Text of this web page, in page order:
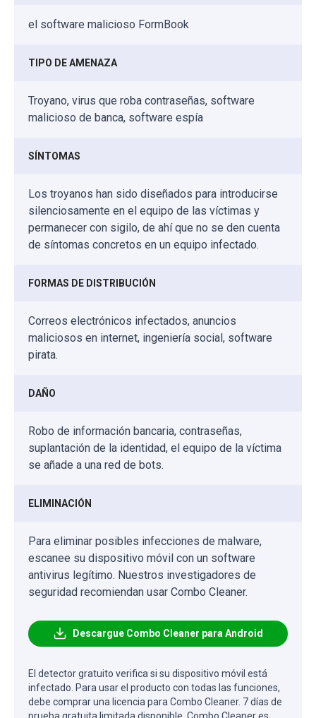
el software malicioso FormBook
TIPO DE AMENAZA
Troyano, virus que roba contraseñas, software
malicioso de banca, software espía
SÍNTOMAS
Los troyanos han sido diseñados para introducirse
silenciosamente en el equipo de las víctimas y
permanecer con sigilo, de ahí que no se den cuenta
de síntomas concretos en un equipo infectado.
FORMAS DE DISTRIBUCIÓN
Correos electrónicos infectados, anuncios
maliciosos en internet, ingeniería social, software
pirata.
DAÑO
Robo de información bancaria, contraseñas,
suplantación de la identidad, el equipo de la víctima
se añade a una red de bots.
ELIMINACIÓN
Para eliminar posibles infecciones de malware,
escanee su dispositivo móvil con un software
antivirus legítimo. Nuestros investigadores de
seguridad recomiendan usar Combo Cleaner.
Descargue Combo Cleaner para Android
El detector gratuito verifica si su dispositivo móvil está
infectado. Para usar el producto con todas las funciones,
debe comprar una licencia para Combo Cleaner. 7 días de
prueba gratuita limitada disponible. Combo Cleaner es